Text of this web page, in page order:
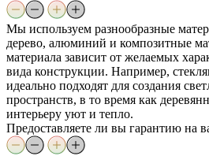
Мы используем разнообразные
дерево, алюминий и композитные
материала зависит от желаемых
вида конструкции. Например,
идеально подходят для создания
пространств, в то время как
интерьеру уют и тепло.
Предоставляете ли вы гарантию на